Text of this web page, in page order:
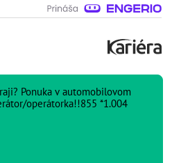
Ponuka v automobilovom
operátorka!!855 *1.004